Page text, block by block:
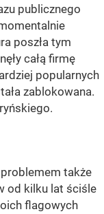
publicznego
poszła tym
całą firmę
popularnych
zablokowana.
także
od kilku lat ściśle
flagowych